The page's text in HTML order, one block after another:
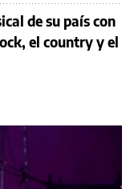
de su país con
el country y el